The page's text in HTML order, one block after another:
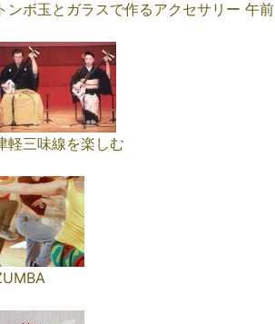
ンボ玉とガラスで作るアクセサリー 午前
軽三味線を楽しむ